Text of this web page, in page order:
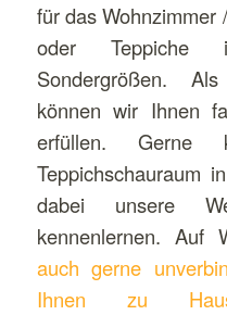
für das Wohnzimmer
oder Teppiche
Sondergrößen.
können wir Ihnen
erfüllen. Gerne
Teppichschauraum
dabei unsere
kennenlernen. Auf
auch gerne
Ihnen zu